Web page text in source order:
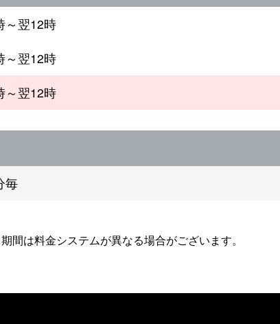
～翌12時
～翌12時
～翌12時
毎
間は料金システムが異なる場合がございます。